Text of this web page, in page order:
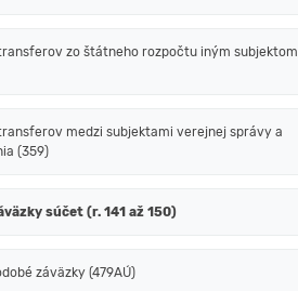
zo štátneho rozpočtu iným subjektom
medzi subjektami verejnej správy a
(359)
súčet (r. 141 až 150)
záväzky (479AÚ)